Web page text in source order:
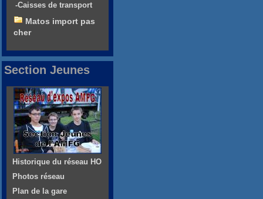
-Caisses de transport
Matos import pas
cher
Section Jeunes
Historique du réseau HO
Photos réseau
Plan de la gare